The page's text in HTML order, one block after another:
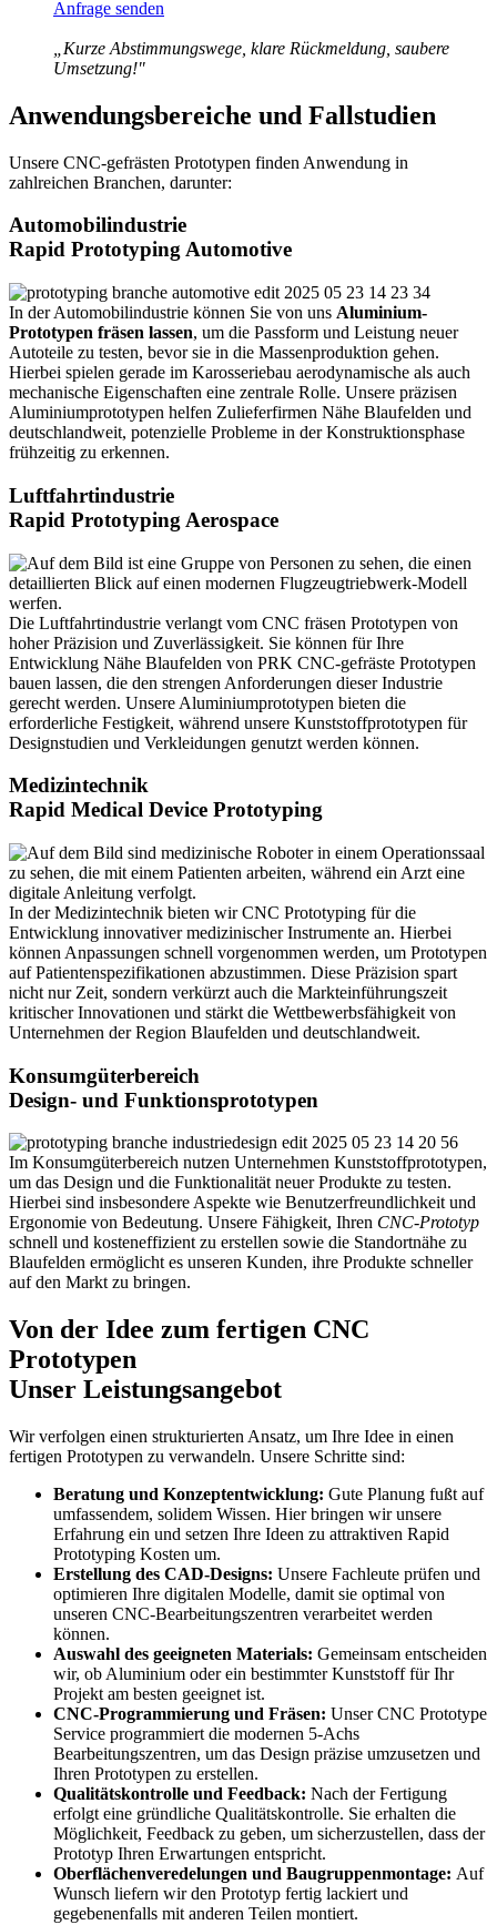
Anfrage senden
„Kurze Abstimmungswege, klare Rückmeldung, saubere
Umsetzung!"
Anwendungsbereiche und Fallstudien
Unsere CNC-gefrästen Prototypen finden Anwendung in
zahlreichen Branchen, darunter:
Automobilindustrie
Rapid Prototyping Automotive
In der Automobilindustrie können Sie von uns Aluminium-
Prototypen fräsen lassen, um die Passform und Leistung neuer
Autoteile zu testen, bevor sie in die Massenproduktion gehen.
Hierbei spielen gerade im Karosseriebau aerodynamische als auch
mechanische Eigenschaften eine zentrale Rolle. Unsere präzisen
Aluminiumprototypen helfen Zulieferfirmen Nähe Blaufelden und
deutschlandweit, potenzielle Probleme in der Konstruktionsphase
frühzeitig zu erkennen.
Luftfahrtindustrie
Rapid Prototyping Aerospace
Die Luftfahrtindustrie verlangt vom CNC fräsen Prototypen von
hoher Präzision und Zuverlässigkeit. Sie können für Ihre
Entwicklung Nähe Blaufelden von PRK CNC-gefräste Prototypen
bauen lassen, die den strengen Anforderungen dieser Industrie
gerecht werden. Unsere Aluminiumprototypen bieten die
erforderliche Festigkeit, während unsere Kunststoffprototypen für
Designstudien und Verkleidungen genutzt werden können.
Medizintechnik
Rapid Medical Device Prototyping
In der Medizintechnik bieten wir CNC Prototyping für die
Entwicklung innovativer medizinischer Instrumente an. Hierbei
können Anpassungen schnell vorgenommen werden, um Prototypen
auf Patientenspezifikationen abzustimmen. Diese Präzision spart
nicht nur Zeit, sondern verkürzt auch die Markteinführungszeit
kritischer Innovationen und stärkt die Wettbewerbsfähigkeit von
Unternehmen der Region Blaufelden und deutschlandweit.
Konsumgüterbereich
Design- und Funktionsprototypen
Im Konsumgüterbereich nutzen Unternehmen Kunststoffprototypen,
um das Design und die Funktionalität neuer Produkte zu testen.
Hierbei sind insbesondere Aspekte wie Benutzerfreundlichkeit und
Ergonomie von Bedeutung. Unsere Fähigkeit, Ihren CNC-Prototyp
schnell und kosteneffizient zu erstellen sowie die Standortnähe zu
Blaufelden ermöglicht es unseren Kunden, ihre Produkte schneller
auf den Markt zu bringen.
Von der Idee zum fertigen CNC
Prototypen
Unser Leistungsangebot
Wir verfolgen einen strukturierten Ansatz, um Ihre Idee in einen
fertigen Prototypen zu verwandeln. Unsere Schritte sind:
Beratung und Konzeptentwicklung: Gute Planung fußt auf
umfassendem, solidem Wissen. Hier bringen wir unsere
Erfahrung ein und setzen Ihre Ideen zu attraktiven Rapid
Prototyping Kosten um.
Erstellung des CAD-Designs: Unsere Fachleute prüfen und
optimieren Ihre digitalen Modelle, damit sie optimal von
unseren CNC-Bearbeitungszentren verarbeitet werden
können.
Auswahl des geeigneten Materials: Gemeinsam entscheiden
wir, ob Aluminium oder ein bestimmter Kunststoff für Ihr
Projekt am besten geeignet ist.
CNC-Programmierung und Fräsen: Unser CNC Prototype
Service programmiert die modernen 5-Achs
Bearbeitungszentren, um das Design präzise umzusetzen und
Ihren Prototypen zu erstellen.
Qualitätskontrolle und Feedback: Nach der Fertigung
erfolgt eine gründliche Qualitätskontrolle. Sie erhalten die
Möglichkeit, Feedback zu geben, um sicherzustellen, dass der
Prototyp Ihren Erwartungen entspricht.
Oberflächenveredelungen und Baugruppenmontage: Auf
Wunsch liefern wir den Prototyp fertig lackiert und
gegebenenfalls mit anderen Teilen montiert.